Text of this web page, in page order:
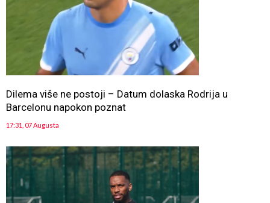
Dilema više ne postoji – Datum dolaska Rodrija u
Barcelonu napokon poznat
17:31, 07 Augusta